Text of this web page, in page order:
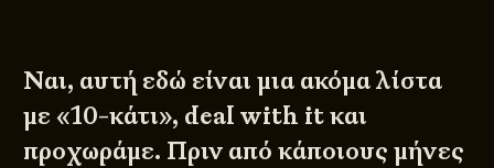
Ναι, αυτή εδώ είναι μια ακόμα λίστα
με «10-κάτι», deal with it και
προχωράμε. Πριν από κάποιους μήνες